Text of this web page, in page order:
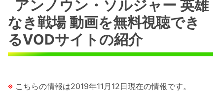
アンノウン・ソルジャー 英雄
なき戦場 動画を無料視聴でき
るVODサイトの紹介
※ こちらの情報は2019年11月12日現在の情報です。